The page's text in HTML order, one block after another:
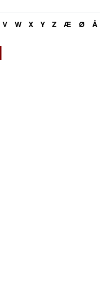
V W X Y Z Æ Ø Å